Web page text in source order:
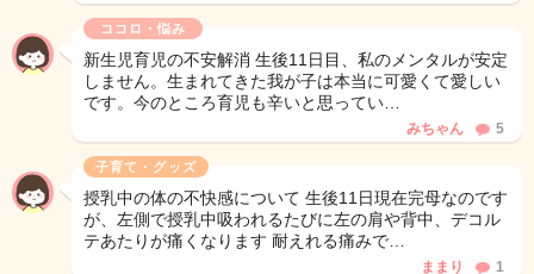
ココロ・悩み
新生児育児の不安解消 生後11日目、私のメンタルが安定
しません。生まれてきた我が子は本当に可愛くて愛しい
です。今のところ育児も辛いと思ってい…
みちゃん 5
子育て・グッズ
授乳中の体の不快感について 生後11日現在完母なのです
が、左側で授乳中吸われるたびに左の肩や背中、デコル
テあたりが痛くなります 耐えれる痛みで…
ままり 1